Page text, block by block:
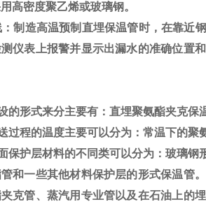
高密度聚乙烯或玻璃钢。
制造高温预制直埋保温管时，在靠近
仪表上报警并显示出漏水的准确位置
的形式来分主要有：直埋聚氨酯夹克保
过程的温度主要可以分为：常温下的聚
保护层材料的不同类可以分为：玻璃
和一些其他材料保护层的形式保温管
克管、蒸汽用专业管以及在石油上的